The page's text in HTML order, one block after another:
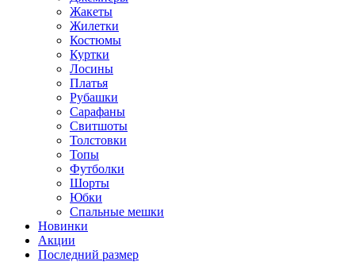
Жакеты
Жилетки
Костюмы
Куртки
Лосины
Платья
Рубашки
Сарафаны
Свитшоты
Толстовки
Топы
Футболки
Шорты
Юбки
Спальные мешки
Новинки
Акции
Последний размер